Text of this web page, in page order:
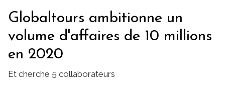
Globaltours ambitionne un
volume d'affaires de 10 millions
en 2020
Et cherche 5 collaborateurs